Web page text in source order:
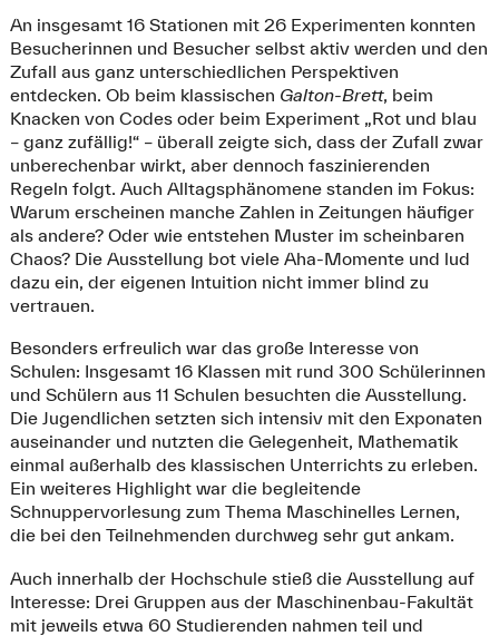
An insgesamt 16 Stationen mit 26 Experimenten konnten
Besucherinnen und Besucher selbst aktiv werden und den
Zufall aus ganz unterschiedlichen Perspektiven
entdecken. Ob beim klassischen Galton-Brett, beim
Knacken von Codes oder beim Experiment „Rot und blau
– ganz zufällig!“ – überall zeigte sich, dass der Zufall zwar
unberechenbar wirkt, aber dennoch faszinierenden
Regeln folgt. Auch Alltagsphänomene standen im Fokus:
Warum erscheinen manche Zahlen in Zeitungen häufiger
als andere? Oder wie entstehen Muster im scheinbaren
Chaos? Die Ausstellung bot viele Aha-Momente und lud
dazu ein, der eigenen Intuition nicht immer blind zu
vertrauen.
Besonders erfreulich war das große Interesse von
Schulen: Insgesamt 16 Klassen mit rund 300 Schülerinnen
und Schülern aus 11 Schulen besuchten die Ausstellung.
Die Jugendlichen setzten sich intensiv mit den Exponaten
auseinander und nutzten die Gelegenheit, Mathematik
einmal außerhalb des klassischen Unterrichts zu erleben.
Ein weiteres Highlight war die begleitende
Schnuppervorlesung zum Thema Maschinelles Lernen,
die bei den Teilnehmenden durchweg sehr gut ankam.
Auch innerhalb der Hochschule stieß die Ausstellung auf
Interesse: Drei Gruppen aus der Maschinenbau-Fakultät
mit jeweils etwa 60 Studierenden nahmen teil und